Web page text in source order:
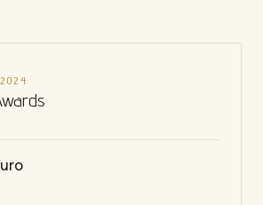
2024